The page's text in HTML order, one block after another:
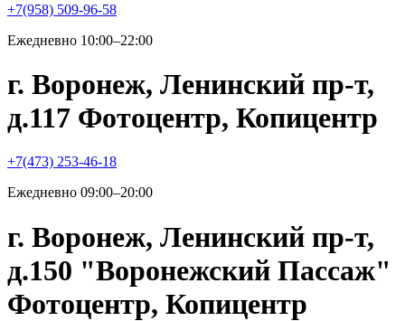
+7(958) 509-96-58
Ежедневно 10:00–22:00
г. Воронеж, Ленинский пр-т,
д.117 Фотоцентр, Копицентр
+7(473) 253-46-18
Ежедневно 09:00–20:00
г. Воронеж, Ленинский пр-т,
д.150 "Воронежский Пассаж"
Фотоцентр, Копицентр